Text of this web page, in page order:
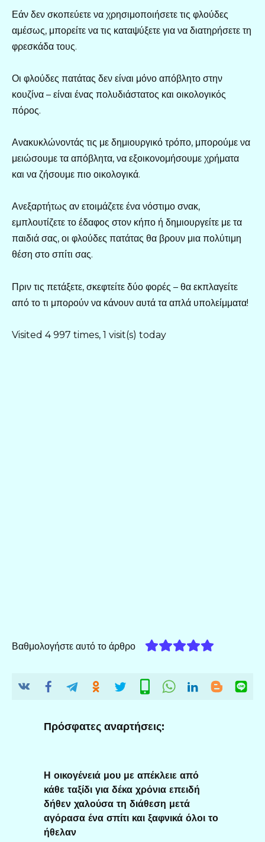
Εάν δεν σκοπεύετε να χρησιμοποιήσετε τις φλούδες
αμέσως, μπορείτε να τις καταψύξετε για να διατηρήσετε τη
φρεσκάδα τους.
Οι φλούδες πατάτας δεν είναι μόνο απόβλητο στην
κουζίνα – είναι ένας πολυδιάστατος και οικολογικός
πόρος.
Ανακυκλώνοντάς τις με δημιουργικό τρόπο, μπορούμε να
μειώσουμε τα απόβλητα, να εξοικονομήσουμε χρήματα
και να ζήσουμε πιο οικολογικά.
Ανεξαρτήτως αν ετοιμάζετε ένα νόστιμο σνακ,
εμπλουτίζετε το έδαφος στον κήπο ή δημιουργείτε με τα
παιδιά σας, οι φλούδες πατάτας θα βρουν μια πολύτιμη
θέση στο σπίτι σας.
Πριν τις πετάξετε, σκεφτείτε δύο φορές – θα εκπλαγείτε
από το τι μπορούν να κάνουν αυτά τα απλά υπολείμματα!
Visited 4 997 times, 1 visit(s) today
Βαθμολογήστε αυτό το άρθρο
Πρόσφατες αναρτήσεις:
Η οικογένειά μου με απέκλειε από
κάθε ταξίδι για δέκα χρόνια επειδή
δήθεν χαλούσα τη διάθεση μετά
αγόρασα ένα σπίτι και ξαφνικά όλοι το
ήθελαν